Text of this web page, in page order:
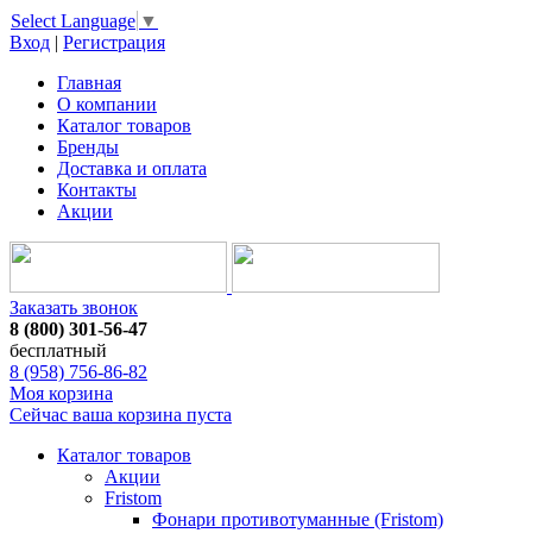
Select Language ▼
Вход | Регистрация
Главная
О компании
Каталог товаров
Бренды
Доставка и оплата
Контакты
Акции
Заказать звонок
8 (800) 301-56-47
бесплатный
8 (958) 756-86-82
Моя корзина
Сейчас ваша корзина пуста
Каталог товаров
Акции
Fristom
Фонари противотуманные (Fristom)